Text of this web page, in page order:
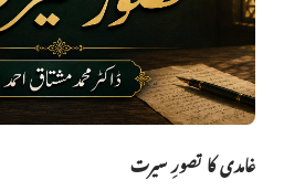
غامدی کا تصورِ سیرت